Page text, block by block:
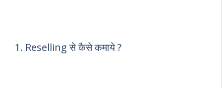
1. Reselling से कैसे कमाये ?